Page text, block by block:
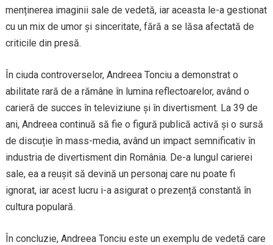
menținerea imaginii sale de vedetă, iar aceasta le-a gestionat
cu un mix de umor și sinceritate, fără a se lăsa afectată de
criticile din presă.
În ciuda controverselor, Andreea Tonciu a demonstrat o
abilitate rară de a rămâne în lumina reflectoarelor, având o
carieră de succes în televiziune și în divertisment. La 39 de
ani, Andreea continuă să fie o figură publică activă și o sursă
de discuție în mass-media, având un impact semnificativ în
industria de divertisment din România. De-a lungul carierei
sale, ea a reușit să devină un personaj care nu poate fi
ignorat, iar acest lucru i-a asigurat o prezență constantă în
cultura populară.
În concluzie, Andreea Tonciu este un exemplu de vedetă care